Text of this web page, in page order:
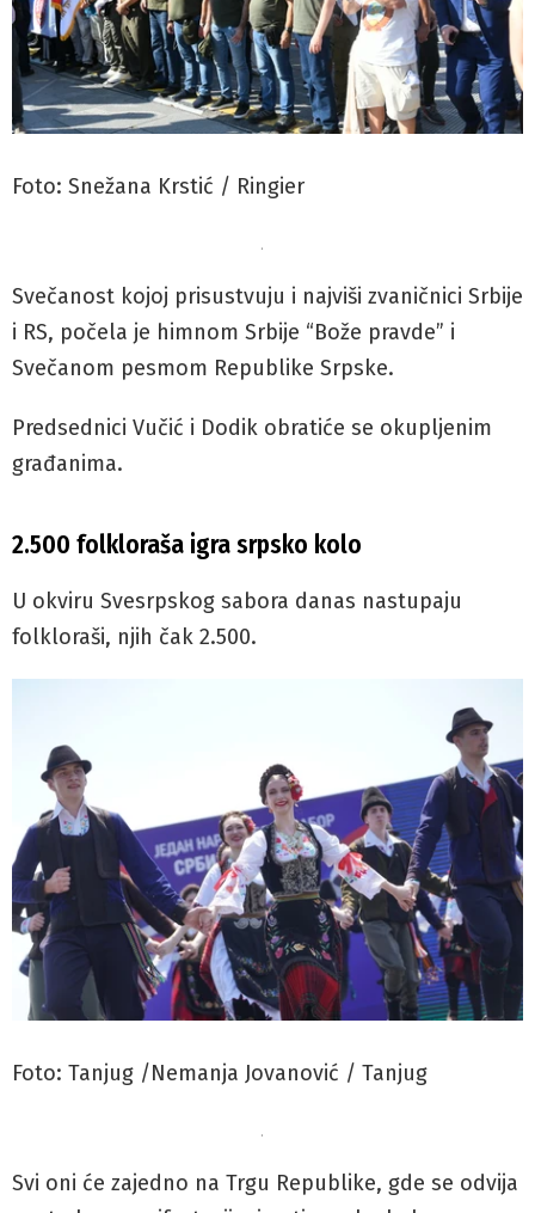
Foto: Snežana Krstić / Ringier
.
Svečanost kojoj prisustvuju i najviši zvaničnici Srbije
i RS, počela je himnom Srbije “Bože pravde” i
Svečanom pesmom Republike Srpske.
Predsednici Vučić i Dodik obratiće se okupljenim
građanima.
2.500 folkloraša igra srpsko kolo
U okviru Svesrpskog sabora danas nastupaju
folkloraši, njih čak 2.500.
Foto: Tanjug /Nemanja Jovanović / Tanjug
.
Svi oni će zajedno na Trgu Republike, gde se odvija